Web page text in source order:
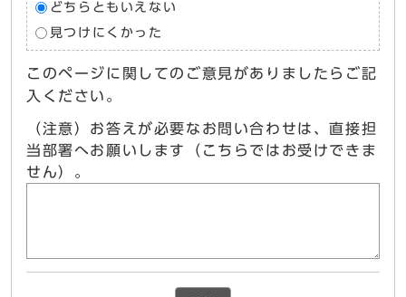
どちらともいえない
見つけにくかった
このページに関してのご意見がありましたらご記
入ください。
（注意）お答えが必要なお問い合わせは、直接担
当部署へお願いします（こちらではお受けできま
せん）。